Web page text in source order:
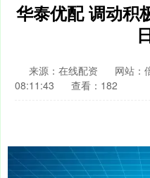
华泰优配 调动积
来源：在线配资 网站：
08:11:43
查看：182